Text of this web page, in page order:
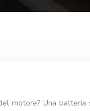
Una batteria